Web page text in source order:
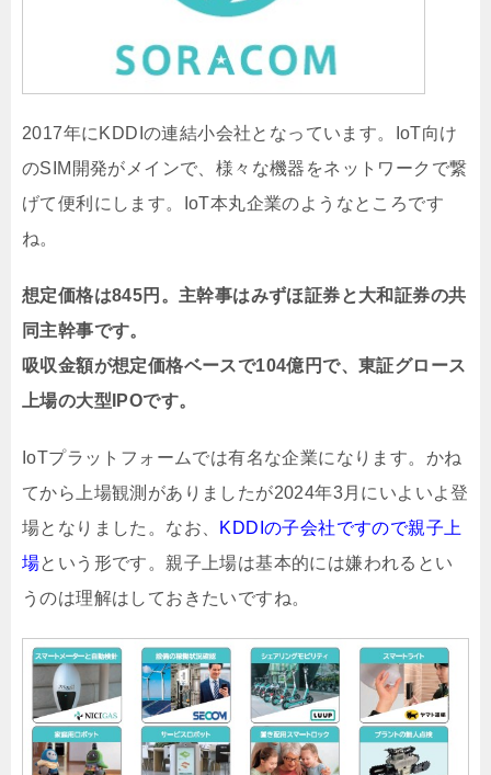
2017年にKDDIの連結小会社となっています。IoT向け
のSIM開発がメインで、様々な機器をネットワークで繋
げて便利にします。IoT本丸企業のようなところです
ね。
想定価格は845円。主幹事はみずほ証券と大和証券の共
同主幹事です。
吸収金額が想定価格ベースで104億円で、東証グロース
上場の大型IPOです。
IoTプラットフォームでは有名な企業になります。かね
てから上場観測がありましたが2024年3月にいよいよ登
場となりました。なお、 KDDIの子会社ですので親子上
場という形です。親子上場は基本的には嫌われるとい
うのは理解はしておきたいですね。